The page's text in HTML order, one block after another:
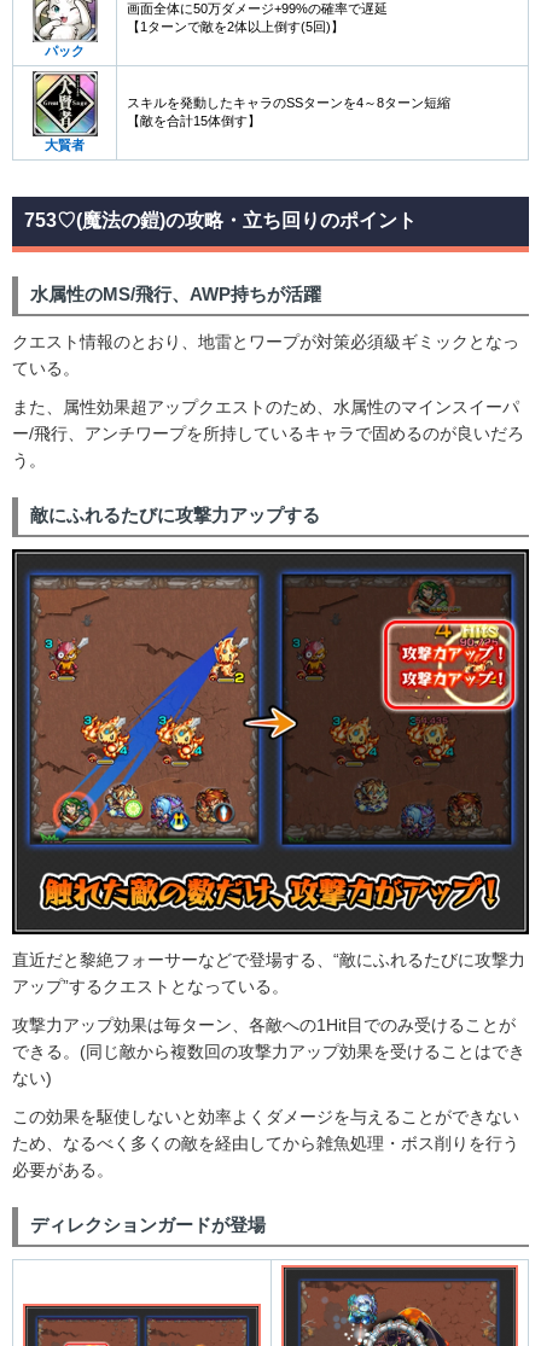
パック
画面全体に50万ダメージ+99%の確率で遅延
【1ターンで敵を2体以上倒す(5回)】
大賢者
スキルを発動したキャラのSSターンを4～8ターン短縮
【敵を合計15体倒す】
753♡(魔法の鎧)の攻略・立ち回りのポイント
水属性のMS/飛行、AWP持ちが活躍
クエスト情報のとおり、地雷とワープが対策必須級ギミックとなっ
ている。
また、属性効果超アップクエストのため、水属性のマインスイーパ
ー/飛行、アンチワープを所持しているキャラで固めるのが良いだろ
う。
敵にふれるたびに攻撃力アップする
直近だと黎絶フォーサーなどで登場する、“敵にふれるたびに攻撃力
アップ”するクエストとなっている。
攻撃力アップ効果は毎ターン、各敵への1Hit目でのみ受けることが
できる。(同じ敵から複数回の攻撃力アップ効果を受けることはでき
ない)
この効果を駆使しないと効率よくダメージを与えることができない
ため、なるべく多くの敵を経由してから雑魚処理・ボス削りを行う
必要がある。
ディレクションガードが登場